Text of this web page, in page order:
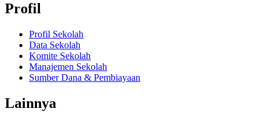
Profil
Profil Sekolah
Data Sekolah
Komite Sekolah
Manajemen Sekolah
Sumber Dana & Pembiayaan
Lainnya